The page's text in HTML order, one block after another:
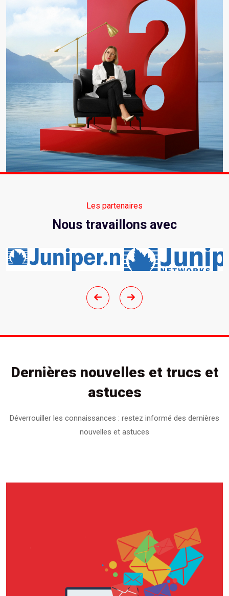
contrôles de sécurité et identifier les points d’entrée
potentiels pour les attaquants. En menant ces
évaluations régulières, vous pouvez garder une
longueur d'avance sur les cybermenaces et assurez-
vous que vos défenses sont solides.
Les partenaires
Nous travaillons avec
Dernières nouvelles et trucs et
astuces
Déverrouiller les connaissances : restez informé des dernières
nouvelles et astuces